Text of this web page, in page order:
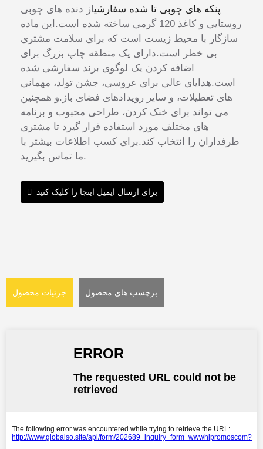
پنکه های چوبی تا شده سفارشیاز دنده های چوبی
روستایی و کاغذ 120 گرمی ساخته شده است.این ماده
سازگار با محیط زیست است که برای سلامت مشتری
بی خطر است.دارای یک منطقه چاپ بزرگ برای
اضافه کردن یک لوگوی برند سفارشی شده
است.هدایای عالی برای عروسی، جشن تولد، مهمانی
های تعطیلات، و سایر رویدادهای فضای باز.و همچنین
می تواند برای خنک کردن، طراحی محبوب و برنامه
های مختلف مورد استفاده قرار گیرد تا مشتری
طرفداران را انتخاب کند.برای کسب اطلاعات بیشتر با
ما تماس بگیرید.
برای ارسال ایمیل اینجا را کلیک کنید
جزئیات محصول برچسب های محصول